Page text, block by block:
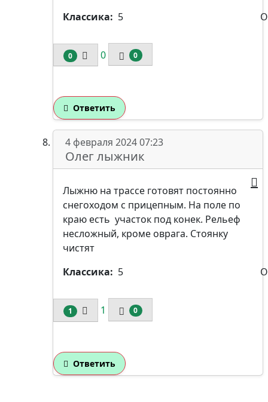
Классика: 5
0 0 0
Ответить
4 февраля 2024 07:23
Олег лыжник
Лыжню на трассе готовят постоянно
снегоходом с прицепным. На поле по
краю есть участок под конек. Рельеф
несложный, кроме оврага. Стоянку
чистят
Классика: 5
1 1 0
Ответить